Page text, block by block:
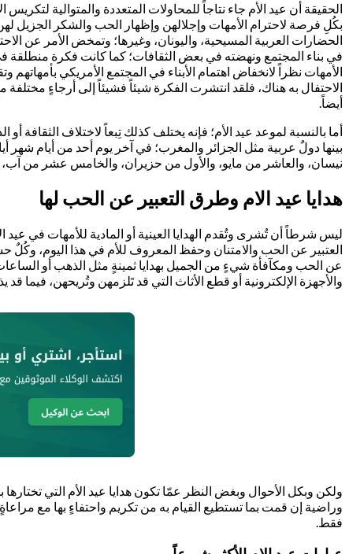
الحقيقة أن عيد الأم جاء نتاجاً للمحاولات المتعددة والمتوالية
بكُلِ فرصة لاحترام الأمهات وإجلالهن وإظهار الحب والشكر الجزيل
الحضارات العربية المسيحية، واليونان، وغيرها؛ وتمخض الأمر عن
في بناء المجتمع ونهضته في بعض الثقافات؛ كما كانت فكرة
الأمهات نظراً لانخفاض اهتمام الأبناء في المجتمع الأمريكي
الاحتفال به هناك، فلقد انتشرت الفكرة شيئاً فشيئاً إلى أرجاءٍ
أيضاً.
نيسان، والعاشر من مايو، والأول من حزيران، والخامس عشر من آب، وكذلك
هدايا عيد الام وطرق التعبير عن الحب لها
ليس شرطاً أن تُشرى وتُقدم الهدايا العينية أو المادية للأمهات في عيد
العتبير عن الحب والامتنان وحفظ المعروف للأم في هذا اليوم، وكُلٌ
عن الحب ومكآفأة شيءٍ من الجميل بهدايا ثمينةٍ مثل الذهب أو
والأجهزة الإلكترونية أو قطع الأثاث التي قد تَلزمهن وتُريحهن،
ولكن وبكل الأحوال وبغض النظر عمّا تكون هدايا عيد الأم التي
وراضية إن قمت بما تستطيع القيام به من تكريم واحتفاءٍ بها مع
فقط.